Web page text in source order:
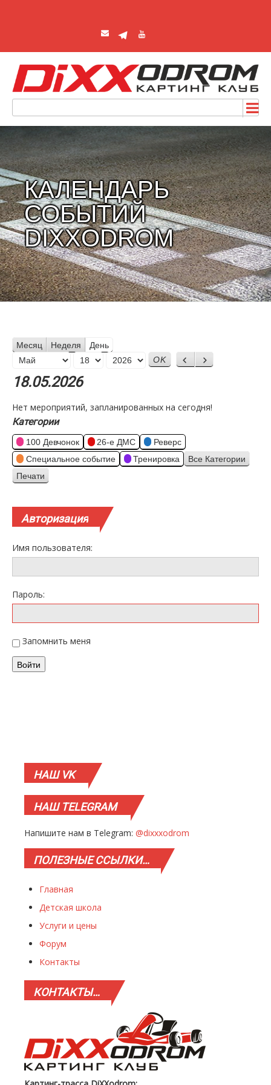
КАЛЕНДАРЬ
СОБЫТИЙ
DIXXODROM
Месяц Неделя День
Месяц
День
Год
Назад
Вперед
18.05.2026
Нет мероприятий, запланированных на сегодня!
Категории
100 Девчонок 26-е ДМС
Реверс
Специальное событие
Тренировка Все Категории
Просмотр
Печати
Авторизация
Имя пользователя:
Пароль:
Запомнить меня
Войти
НАШVK
НАШTELEGRAM
Напишите нам в Telegram: @dixxxodrom
ПОЛЕЗНЫЕССЫЛКИ…
Главная
Детская школа
Услуги и цены
Форум
Контакты
КОНТАКТЫ…